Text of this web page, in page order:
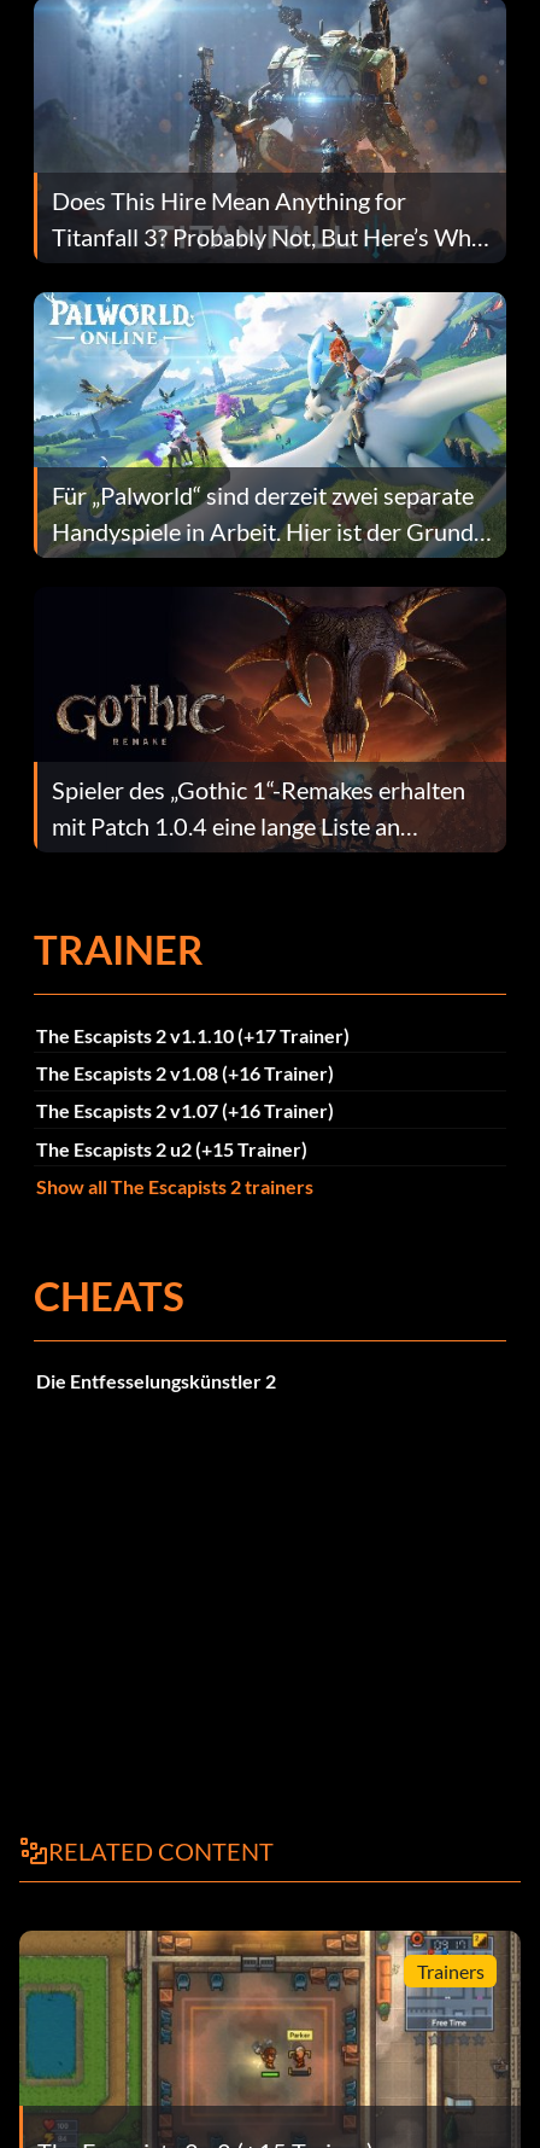
Does This Hire Mean Anything for
Titanfall 3? Probably Not, But Here’s Why
Fans Are Hopeful
Für „Palworld“ sind derzeit zwei separate
Handyspiele in Arbeit. Hier ist der Grund
dafür.
Spieler des „Gothic 1“-Remakes erhalten
mit Patch 1.0.4 eine lange Liste an
Fehlerbehebungen
TRAINER
The Escapists 2 v1.1.10 (+17 Trainer)
The Escapists 2 v1.08 (+16 Trainer)
The Escapists 2 v1.07 (+16 Trainer)
The Escapists 2 u2 (+15 Trainer)
Show all The Escapists 2 trainers
CHEATS
Die Entfesselungskünstler 2
RELATED CONTENT
Trainers